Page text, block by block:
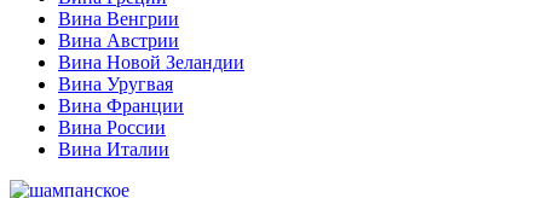
Вина Венгрии
Вина Австрии
Вина Новой Зеландии
Вина Уругвая
Вина Франции
Вина России
Вина Италии